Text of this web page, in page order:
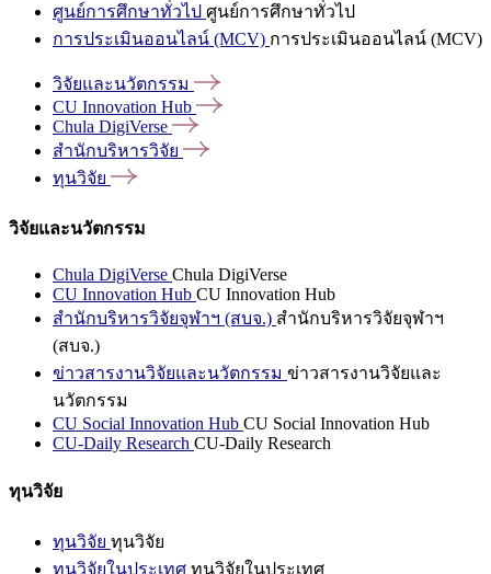
ศูนย์การศึกษาทั่วไป ศูนย์การศึกษาทั่วไป
การประเมินออนไลน์ (MCV) การประเมินออนไลน์ (MCV)
วิจัยและนวัตกรรม
CU Innovation Hub
Chula DigiVerse
สำนักบริหารวิจัย
ทุนวิจัย
วิจัยและนวัตกรรม
Chula DigiVerse Chula DigiVerse
CU Innovation Hub CU Innovation Hub
สำนักบริหารวิจัยจุฬาฯ (สบจ.) สำนักบริหารวิจัยจุฬาฯ
(สบจ.)
ข่าวสารงานวิจัยและนวัตกรรม ข่าวสารงานวิจัยและ
นวัตกรรม
CU Social Innovation Hub CU Social Innovation Hub
CU-Daily Research CU-Daily Research
ทุนวิจัย
ทุนวิจัย ทุนวิจัย
ทุนวิจัยในประเทศ ทุนวิจัยในประเทศ